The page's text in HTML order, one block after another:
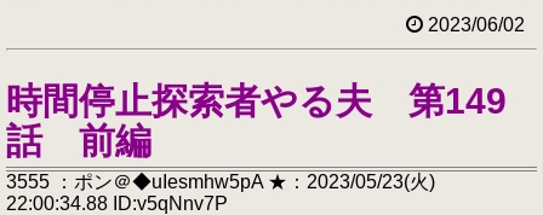
2023/06/02
時間停止探索者やる夫 第149
話 前編
3555 ：ポン＠◆uIesmhw5pA ★：2023/05/23(火)
22:00:34.88 ID:v5qNnv7P